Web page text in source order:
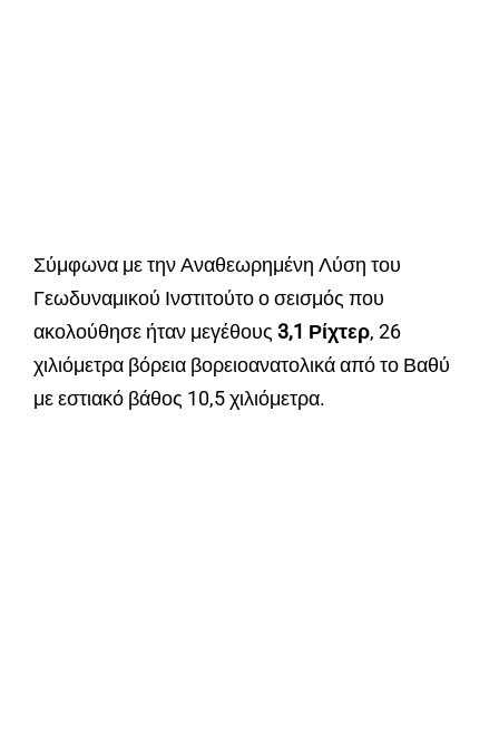
Σύμφωνα με την Αναθεωρημένη Λύση του
Γεωδυναμικού Ινστιτούτο ο σεισμός που
ακολούθησε ήταν μεγέθους 3,1 Ρίχτερ, 26
χιλιόμετρα βόρεια βορειοανατολικά από το Βαθύ
με εστιακό βάθος 10,5 χιλιόμετρα.